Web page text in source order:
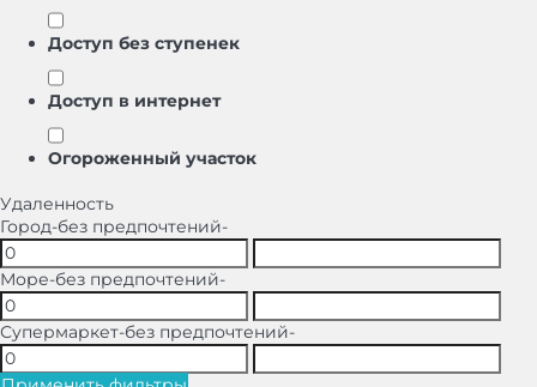
Доступ без ступенек
Доступ в интернет
Oгороженный участок
Удаленность
Город-без предпочтений-
Море-без предпочтений-
Супермаркет-без предпочтений-